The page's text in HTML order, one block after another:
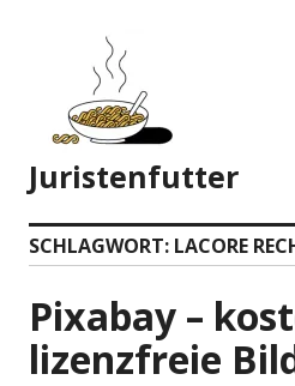
springen
Juristenfutter
SCHLAGWORT: LACORE
Pixabay –
lizenzfreie